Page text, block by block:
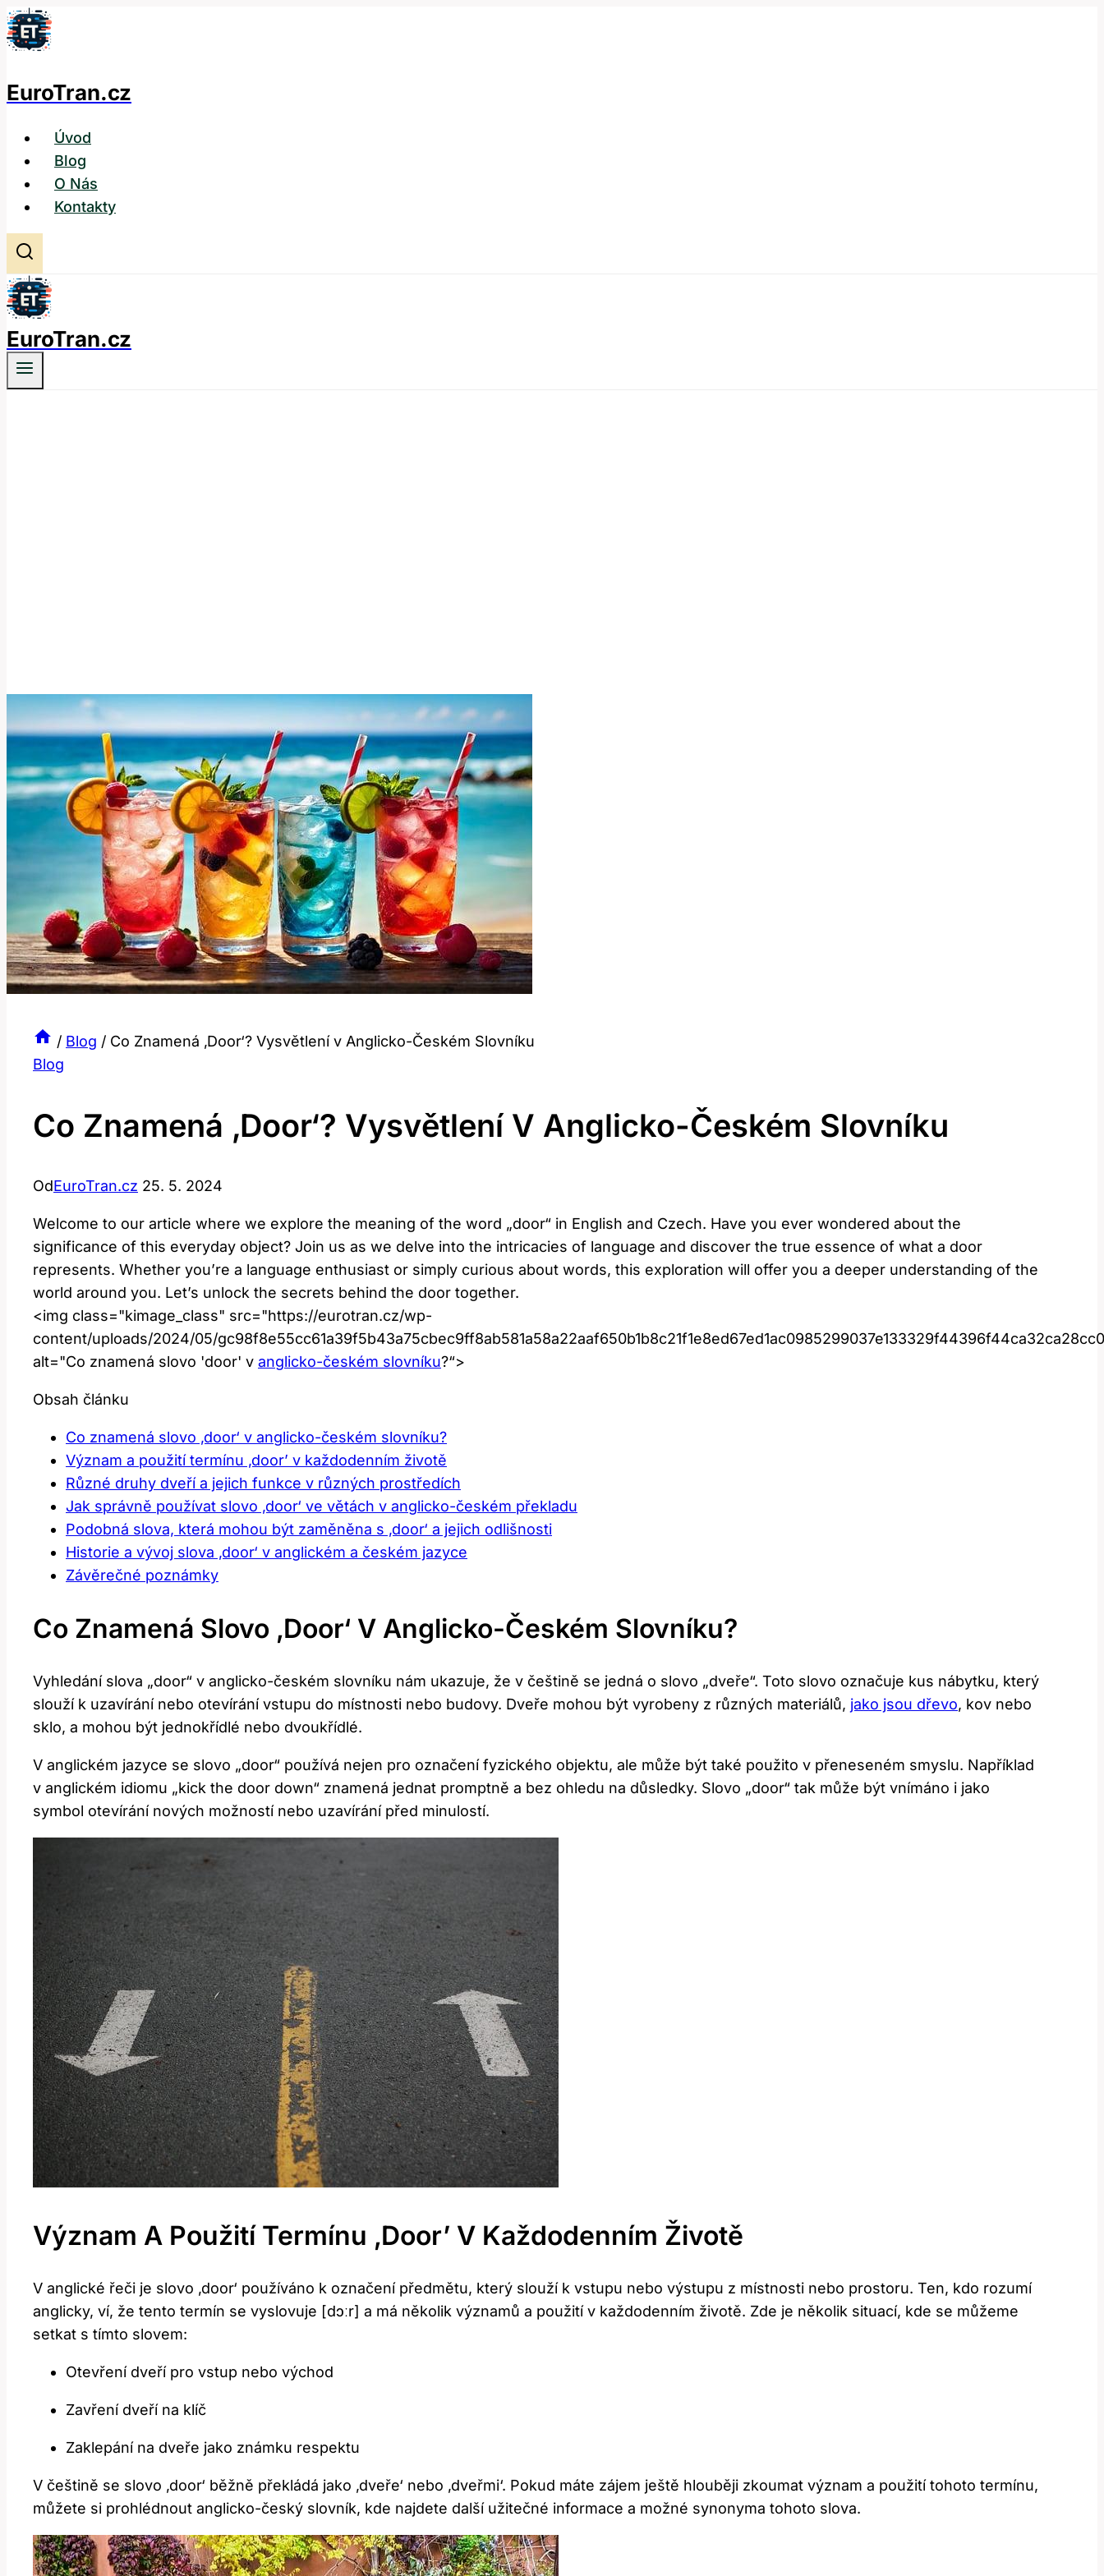
Přeskočit
na
EuroTran.cz
Úvod
Blog
O Nás
Kontakty
EuroTran.cz
/ Blog / Co Znamená ‚Door‘? Vysvětlení v Anglicko-Českém Slovníku
Blog
Co Znamená ‚Door‘? Vysvětlení V Anglicko-Českém Slovníku
OdEuroTran.cz 25. 5. 2024
Welcome to our article where we explore the meaning of the word „door“ in⁤ English and Czech. Have‌ you ever wondered ⁢about ‍the
significance of this everyday object? ​Join us as we delve into the intricacies​ of⁢ language and discover the true essence‌ of what a door
represents. Whether you’re a language enthusiast ⁢or ⁤simply curious about words, this exploration will offer you a⁣ deeper understanding of the
world around you. Let’s ⁤unlock the secrets behind the door together.
<img class="kimage_class" src="https://eurotran.cz/wp-
content/uploads/2024/05/
alt="Co znamená slovo‍ 'door' v anglicko-českém slovníku?“>
Obsah článku
Co znamená slovo ‚door‘ v anglicko-českém slovníku?
Význam⁢ a použití termínu ‚door’‍ v každodenním životě
Různé druhy dveří a jejich funkce v různých prostředích
Jak správně používat ⁣slovo ‚door‘ ‍ve větách v anglicko-českém překladu
Podobná ‌slova, ‌která⁢ mohou být zaměněna​ s ‚door‘ a jejich ‌odlišnosti
Historie ‌a vývoj slova ‚door‘ v anglickém a českém jazyce
Závěrečné poznámky
Co Znamená Slovo ‚door‘ V Anglicko-Českém Slovníku?
Vyhledání slova „door“ v ​anglicko-českém slovníku nám ukazuje, že v ‌češtině se jedná ⁣o slovo​ „dveře“. ⁣Toto slovo označuje⁢ kus nábytku, který
slouží ​k uzavírání nebo otevírání vstupu do místnosti nebo ‌budovy. Dveře mohou být⁣ vyrobeny z⁣ různých materiálů, ​ jako jsou dřevo, kov nebo
sklo, a mohou být‍ jednokřídlé nebo dvoukřídlé.
V anglickém jazyce se ​slovo „door“ používá nejen pro⁤ označení fyzického objektu,‍ ale ⁢může být ‌také použito v​ přeneseném ‍smyslu. Například
v anglickém idiomu „kick the door down“ znamená jednat promptně⁢ a ​bez ohledu na důsledky. Slovo „door“⁣ tak může být​ vnímáno i jako
symbol ⁢otevírání nových‌ možností nebo ​uzavírání před minulostí.
Význam⁢ A Použití Termínu ‚door’‍ V Každodenním Životě
V anglické řeči je slovo ‚door‘ používáno k označení předmětu, který ⁤slouží k ⁢vstupu ‌nebo výstupu z místnosti nebo prostoru. Ten, ‌kdo rozumí
anglicky, ví, že tento termín se vyslovuje [dɔːr] a má několik významů a ​použití v každodenním životě. Zde je několik situací,‌ kde se můžeme
setkat s tímto slovem:
Otevření dveří ‍pro vstup nebo východ
Zavření dveří na klíč
Zaklepání na dveře​ jako⁣ známku respektu
V češtině se slovo ‚door‘ běžně překládá jako ‚dveře‘ nebo ‚dveřmi‘. Pokud⁢ máte⁢ zájem ještě hlouběji ​zkoumat význam a ⁢použití tohoto termínu,
​můžete si prohlédnout ⁤anglicko-český slovník, kde najdete další‌ užitečné⁢ informace⁣ a ⁢možné synonyma tohoto slova.